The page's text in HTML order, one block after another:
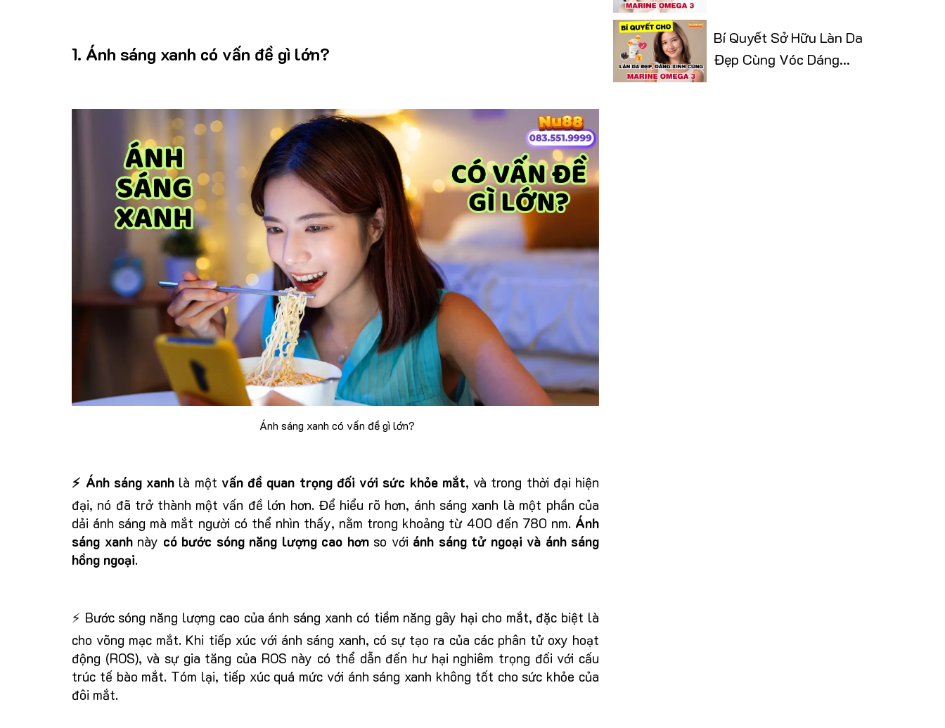
1. Ánh sáng xanh có vấn đề gì lớn?
Ánh sáng xanh có vấn đề gì lớn?
⚡ Ánh sáng xanh là một vấn đề quan trọng đối với sức khỏe mắt, và trong thời đại hiện
đại, nó đã trở thành một vấn đề lớn hơn. Để hiểu rõ hơn, ánh sáng xanh là một phần của
dải ánh sáng mà mắt người có thể nhìn thấy, nằm trong khoảng từ 400 đến 780 nm. Ánh
sáng xanhnày có bước sóng năng lượng cao hơnso với ánh sáng tử ngoại và ánh sáng
hồng ngoại.
⚡ Bước sóng năng lượng cao của ánh sáng xanh có tiềm năng gây hại cho mắt, đặc biệt là
cho võng mạc mắt. Khi tiếp xúc với ánh sáng xanh, có sự tạo ra của các phân tử oxy hoạt
động (ROS), và sự gia tăng của ROS này có thể dẫn đến hư hại nghiêm trọng đối với cấu
trúc tế bào mắt. Tóm lại, tiếp xúc quá mức với ánh sáng xanh không tốt cho sức khỏe của
đôi mắt.
Bí Quyết Sở Hữu Làn Da
Đẹp Cùng Vóc Dáng